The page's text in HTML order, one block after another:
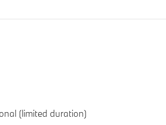
(limited duration)